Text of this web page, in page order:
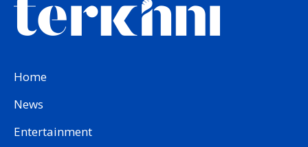
Home
News
Entertainment